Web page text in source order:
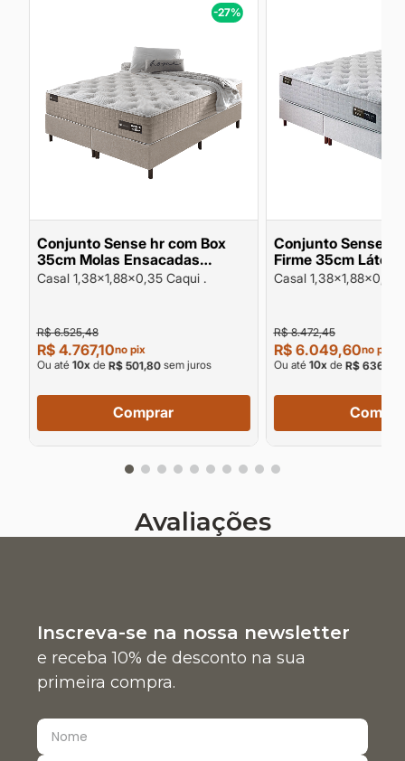
-27%
Conjunto Sense hr com Box
35cm Molas Ensacadas
Espuma HR Densidade 33 e HR
Casal 1,38x1,88x0,35 Caqui .
R$ 6.525,48
R$ 4.767,10no pix
Ou até 10x de R$ 501,80sem juros
Comprar
Conjunto Sense latex com Box
Firme 35cm Látex D55 e
Espuma HR D40
Casal 1,38x1,88x0,33
R$ 8.472,45
R$ 6.049,60no pix
Ou até 10x de R$ 636,80
Avaliações
Inscreva-se na nossa newsletter
e receba 10% de desconto na sua
primeira compra.